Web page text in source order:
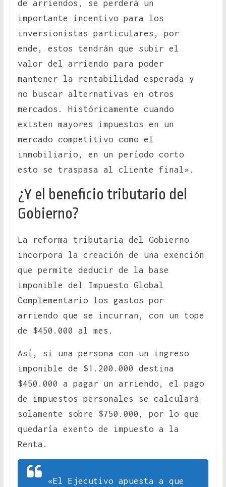
de arriendos, se perderá un
importante incentivo para los
inversionistas particulares, por
ende, estos tendrán que subir el
valor del arriendo para poder
mantener la rentabilidad esperada y
no buscar alternativas en otros
mercados. Históricamente cuando
existen mayores impuestos en un
mercado competitivo como el
inmobiliario, en un período corto
esto se traspasa al cliente final».
¿Y el beneficio tributario del
Gobierno?
La reforma tributaria del Gobierno
incorpora la creación de una exención
que permite deducir de la base
imponible del Impuesto Global
Complementario los gastos por
arriendo que se incurran, con un tope
de $450.000 al mes.
Así, si una persona con un ingreso
imponible de $1.200.000 destina
$450.000 a pagar un arriendo, el pago
de impuestos personales se calculará
solamente sobre $750.000, por lo que
quedaría exento de impuesto a la
Renta.
«El Ejecutivo apuesta a que